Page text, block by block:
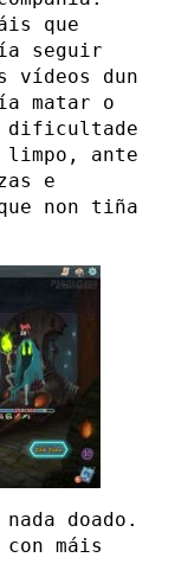
que
seguir
vídeos dun
matar o
dificultade
ante
e
non tiña
doado.
máis